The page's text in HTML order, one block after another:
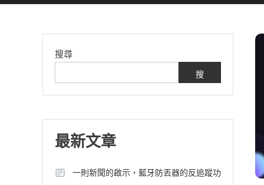
搜尋
搜
最新文章
一則新聞的啟示，藍牙防丟器的反追蹤功